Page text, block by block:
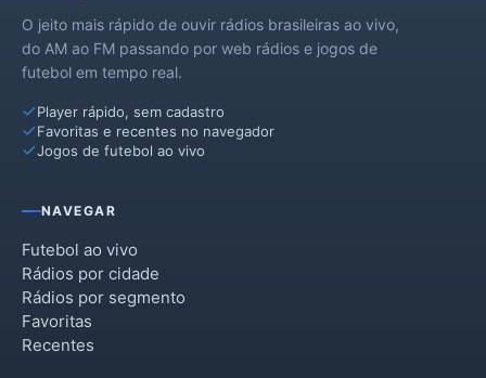
O jeito mais rápido de ouvir rádios brasileiras ao vivo,
do AM ao FM passando por web rádios e jogos de
futebol em tempo real.
Player rápido, sem cadastro
Favoritas e recentes no navegador
Jogos de futebol ao vivo
NAVEGAR
Futebol ao vivo
Rádios por cidade
Rádios por segmento
Favoritas
Recentes